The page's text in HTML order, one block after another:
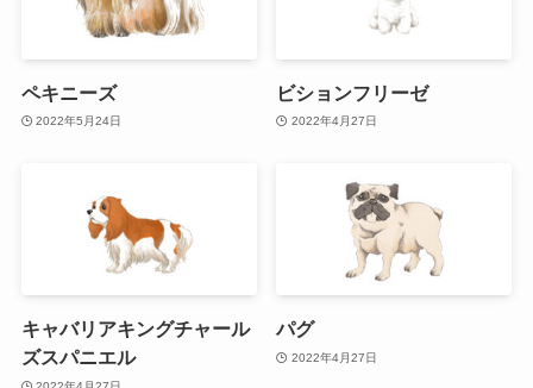
ペキニーズ
2022年5月24日
ビションフリーゼ
2022年4月27日
キャバリアキングチャール
ズスパニエル
パグ
2022年4月27日